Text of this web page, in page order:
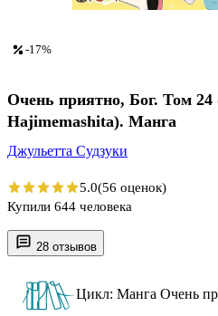
28 отзывов
Цикл: Манга Очень
-17%
Очень приятно, Бог. Том 24
Hajimemashita). Манга
Джульетта Судзуки
5.0(56 оценок)
Купили 644 человека